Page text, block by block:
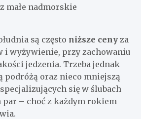
małe nadmorskie
są często niższe ceny za
i wyżywienie, przy zachowaniu
jedzenia. Trzeba jednak
podróżą oraz nieco mniejszą
się w ślubach
– choć z każdym rokiem